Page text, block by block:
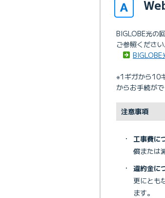
BIGLOBE光の
ご参照ください
※1ギガから10
からお手続がで
注意事項
・ 工事費に
償または
・
違約金に
更にとも
ます。